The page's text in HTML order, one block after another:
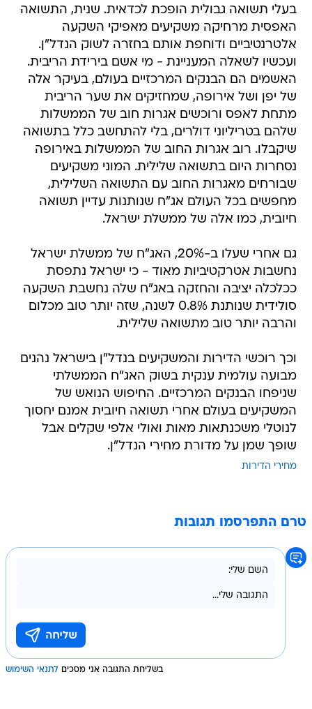
בעלי תשואה גבולית הופכת לכדאית. שנית, התשואה
האפסית מרחיקה משקיעים מאפיקי השקעה
אלטרנטיביים ודוחפת אותם בחזרה לשוק הנדל"ן.
ועכשיו לשאלה המעניינת - מי אשם בירידת הריבית.
האשמים הם הבנקים המרכזיים בעולם, בעיקר אלה
של יפן ושל אירופה, שמחזיקים את שער הריבית
מתחת לאפס ורוכשים אגרות חוב של הממשלות
שלהם בטריליוני דולרים, בלי להתחשב כלל בתשואה
שיקבלו. רוב אגרות החוב של הממשלות באירופה
נסחרות היום בתשואה שלילית. המוני משקיעים
שבורחים מאגרות החוב עם התשואה השלילית,
מחפשים בכל העולם אג"ח שנותנות עדיין תשואה
חיובית, כמו אלה של ממשלת ישראל.
גם אחרי שעלו ב-20%, האג"ח של ממשלת ישראל
נחשבות אטרקטיביות מאוד - כי ישראל נתפסת
ככלכלה יציבה והחזקה באג"ח שלה נחשבת השקעה
סולידית שנותנת 0.8% לשנה, שזה יותר טוב מכלום
והרבה יותר טוב מתשואה שלילית.
וכך רוכשי הדירות והמשקיעים בנדל"ן בישראל נהנים
מבועה עולמית ענקית בשוק האג"ח הממשלתי
שניפחו הבנקים המרכזיים. החיפוש הנואש של
המשקיעים בעולם אחרי תשואה חיובית אמנם יחסוך
לנוטלי משכנתאות מאות ואולי אלפי שקלים אבל
שופך שמן על מדורת מחירי הנדל"ן.
מחירי הדירות
טרם התפרסמו תגובות
בשליחת התגובה אני מסכים לתנאי השימוש